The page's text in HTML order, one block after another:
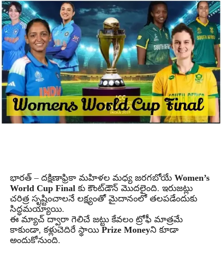
భారత్ – దక్షిణాఫ్రికా మహిళల మధ్య జరగబోయే Women’s
World Cup Final కు కౌంట్‌డౌన్ మొదలైంది. ఇరుజట్లు
చరిత్ర సృష్టించాలనే లక్ష్యంతో మైదానంలో తలపడేందుకు
సిద్ధమయ్యాయి.
ఈ మ్యాచ్ ద్వారా గెలిచే జట్టు కేవలం ట్రోఫీ మాత్రమే
కాకుండా, కళ్లుచెదిరే స్థాయిPrize Moneyని కూడా
అందుకోనుంది.